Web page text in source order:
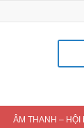
ÂM THANH – HỘI